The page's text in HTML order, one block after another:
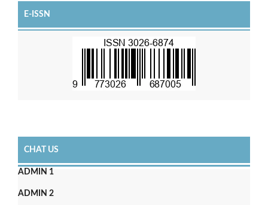
E-ISSN
CHAT US
ADMIN 1
ADMIN 2